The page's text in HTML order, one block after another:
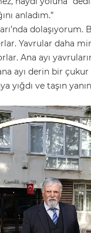
anladım.”
Yavrular daha
Ana ayı
ayı derin bir
yığdı ve taşın